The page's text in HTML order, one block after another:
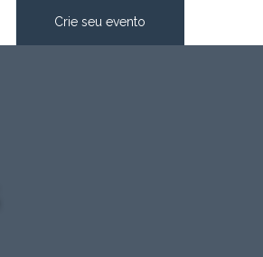
Crie seu evento